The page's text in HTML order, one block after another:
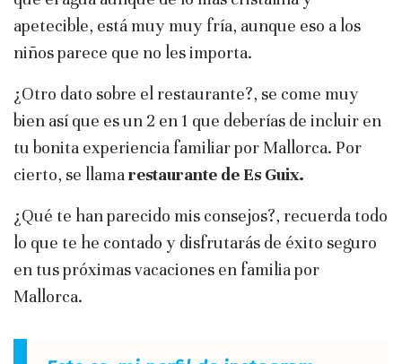
apetecible, está muy muy fría, aunque eso a los
niños parece que no les importa.
¿Otro dato sobre el restaurante?, se come muy
bien así que es un 2 en 1 que deberías de incluir en
tu bonita experiencia familiar por Mallorca. Por
cierto, se llamarestaurante de Es Guix.
¿Qué te han parecido mis consejos?, recuerda todo
lo que te he contado y disfrutarás de éxito seguro
en tus próximas vacaciones en familia por
Mallorca.